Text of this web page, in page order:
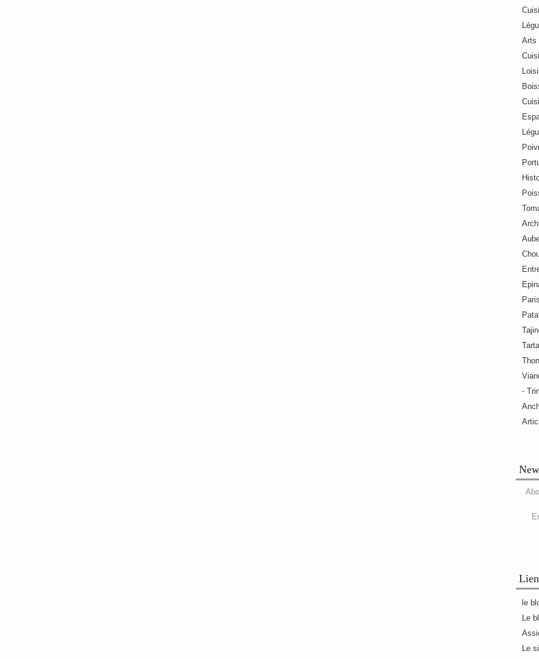
Arts
Paris
Thon
-
le
Le
Le